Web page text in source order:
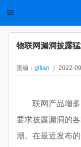
物联网漏洞披露
责编： gltian ｜ 2022-
联网产品增
要求披露漏洞的
潮。在最近发布